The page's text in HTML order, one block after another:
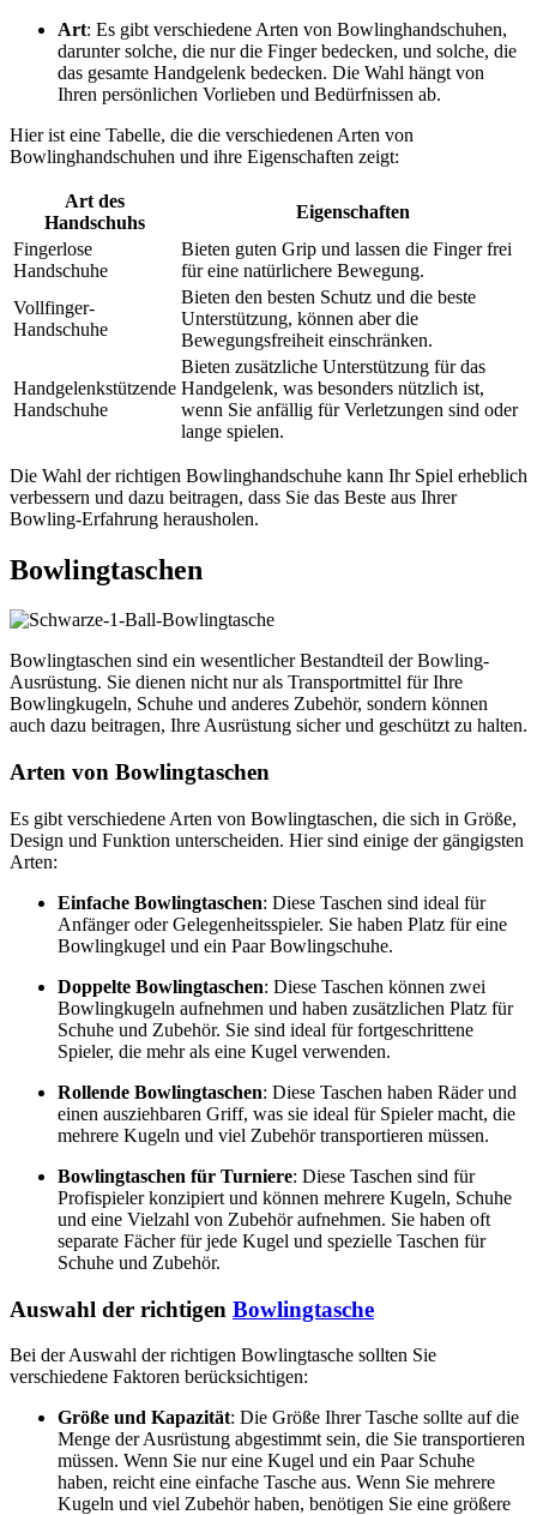
Art: Es gibt verschiedene Arten von Bowlinghandschuhen,
darunter solche, die nur die Finger bedecken, und solche, die
das gesamte Handgelenk bedecken. Die Wahl hängt von
Ihren persönlichen Vorlieben und Bedürfnissen ab.
Hier ist eine Tabelle, die die verschiedenen Arten von
Bowlinghandschuhen und ihre Eigenschaften zeigt:
Art des
Handschuhs
Eigenschaften
Fingerlose
Handschuhe
Bieten guten Grip und lassen die Finger frei
für eine natürlichere Bewegung.
Vollfinger-
Handschuhe
Bieten den besten Schutz und die beste
Unterstützung, können aber die
Bewegungsfreiheit einschränken.
Handgelenkstützende
Handschuhe
Bieten zusätzliche Unterstützung für das
Handgelenk, was besonders nützlich ist,
wenn Sie anfällig für Verletzungen sind oder
lange spielen.
Die Wahl der richtigen Bowlinghandschuhe kann Ihr Spiel erheblich
verbessern und dazu beitragen, dass Sie das Beste aus Ihrer
Bowling-Erfahrung herausholen.
Bowlingtaschen
Bowlingtaschen sind ein wesentlicher Bestandteil der Bowling-
Ausrüstung. Sie dienen nicht nur als Transportmittel für Ihre
Bowlingkugeln, Schuhe und anderes Zubehör, sondern können
auch dazu beitragen, Ihre Ausrüstung sicher und geschützt zu halten.
Arten von Bowlingtaschen
Es gibt verschiedene Arten von Bowlingtaschen, die sich in Größe,
Design und Funktion unterscheiden. Hier sind einige der gängigsten
Arten:
Einfache Bowlingtaschen: Diese Taschen sind ideal für
Anfänger oder Gelegenheitsspieler. Sie haben Platz für eine
Bowlingkugel und ein Paar Bowlingschuhe.
Doppelte Bowlingtaschen: Diese Taschen können zwei
Bowlingkugeln aufnehmen und haben zusätzlichen Platz für
Schuhe und Zubehör. Sie sind ideal für fortgeschrittene
Spieler, die mehr als eine Kugel verwenden.
Rollende Bowlingtaschen: Diese Taschen haben Räder und
einen ausziehbaren Griff, was sie ideal für Spieler macht, die
mehrere Kugeln und viel Zubehör transportieren müssen.
Bowlingtaschen für Turniere: Diese Taschen sind für
Profispieler konzipiert und können mehrere Kugeln, Schuhe
und eine Vielzahl von Zubehör aufnehmen. Sie haben oft
separate Fächer für jede Kugel und spezielle Taschen für
Schuhe und Zubehör.
Auswahl der richtigen Bowlingtasche
Bei der Auswahl der richtigen Bowlingtasche sollten Sie
verschiedene Faktoren berücksichtigen:
Größe und Kapazität: Die Größe Ihrer Tasche sollte auf die
Menge der Ausrüstung abgestimmt sein, die Sie transportieren
müssen. Wenn Sie nur eine Kugel und ein Paar Schuhe
haben, reicht eine einfache Tasche aus. Wenn Sie mehrere
Kugeln und viel Zubehör haben, benötigen Sie eine größere